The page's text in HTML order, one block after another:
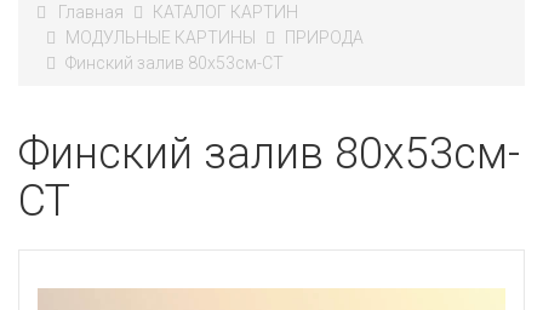
Главная
КАТАЛОГ КАРТИН
МОДУЛЬНЫЕ КАРТИНЫ
ПРИРОДА
Финский залив 80x53см-CT
Финский залив 80x53см-
CT